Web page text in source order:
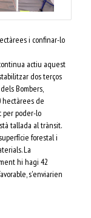
i confinar-lo
actiu aquest
dos terços
Bombers,
hectàrees de
per poder-lo
tallada al trànsit.
forestal i
La
hi hagi 42
s'enviarien